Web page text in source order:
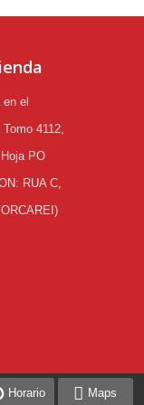
Horario Maps
el
4112,
PO
RUA C,